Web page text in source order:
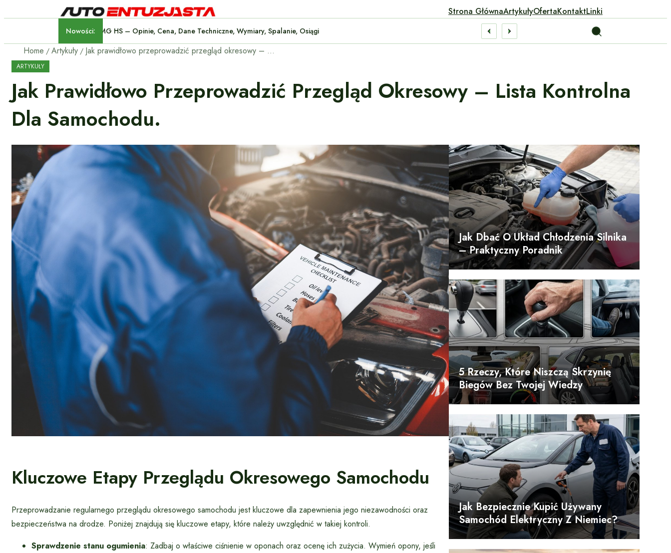
Strona GłównaArtykułyOfertaKontaktLinki
Nowości: MG HS – Opinie, Cena, Dane Techniczne, Wymiary, Spalanie, Osiągi
Home Artykuły Jak prawidłowo przeprowadzić przegląd okresowy – lista kontrolna dla samochodu.
ARTYKUŁY
Jak Prawidłowo Przeprowadzić Przegląd Okresowy – Lista Kontrolna
Dla Samochodu.
Kluczowe Etapy Przeglądu Okresowego Samochodu
Przeprowadzanie regularnego przeglądu okresowego samochodu jest kluczowe dla zapewnienia jego niezawodności oraz
bezpieczeństwa na drodze. Poniżej znajdują się kluczowe etapy, które należy uwzględnić w takiej kontroli.
Sprawdzenie stanu ogumienia: Zadbaj o właściwe ciśnienie w oponach oraz ocenę ich zużycia. Wymień opony, jeśli
Jak Dbać O Układ Chłodzenia Silnika
– Praktyczny Poradnik
5 Rzeczy, Które Niszczą Skrzynię
Biegów Bez Twojej Wiedzy
Jak Bezpiecznie Kupić Używany
Samochód Elektryczny Z Niemiec?